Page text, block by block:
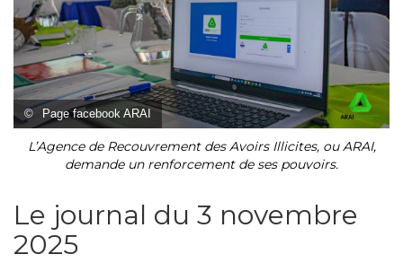
© Page facebook ARAI
L’Agence de Recouvrement des Avoirs Illicites, ou ARAI,
demande un renforcement de ses pouvoirs.
Le journal du 3 novembre
2025